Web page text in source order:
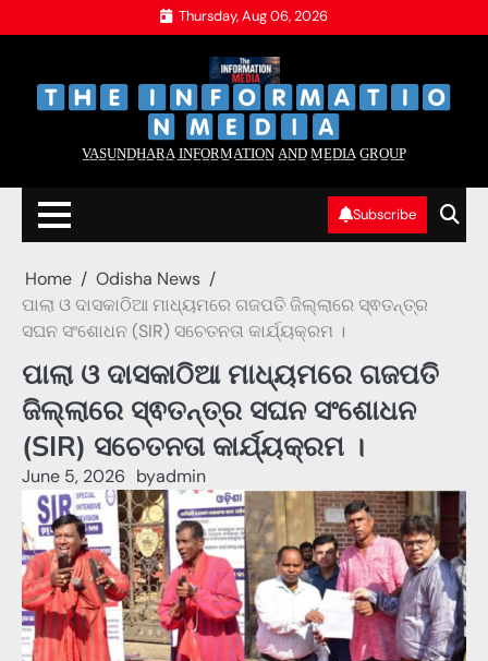
to
Thursday, Aug 06, 2026
V̲A̲S̲U̲N̲D̲H̲A̲R̲A̲ I̲N̲F̲O̲R̲M̲A̲T̲I̲O̲N̲ A̲N̲D̲ M̲E̲D̲I̲A̲ G̲R̲O̲U̲P̲
Subscribe
Home
Odisha News
ପାଲା ଓ ଦାସକାଠିଆ ମାଧ୍ୟମରେ ଗଜପତି ଜିଲ୍ଲାରେ ସ୍ଵତନ୍ତ୍ର
ସଘନ ସଂଶୋଧନ (SIR) ସଚେତନତା କାର୍ଯ୍ୟକ୍ରମ ।
ପାଲା ଓ ଦାସକାଠିଆ ମାଧ୍ୟମରେ ଗଜପତି
ଜିଲ୍ଲାରେ ସ୍ଵତନ୍ତ୍ର ସଘନ ସଂଶୋଧନ
(SIR) ସଚେତନତା କାର୍ଯ୍ୟକ୍ରମ ।
June 5, 2026 byadmin